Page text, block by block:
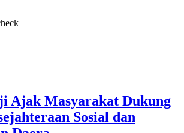
Ajak Masyarakat Dukung
Sosial dan